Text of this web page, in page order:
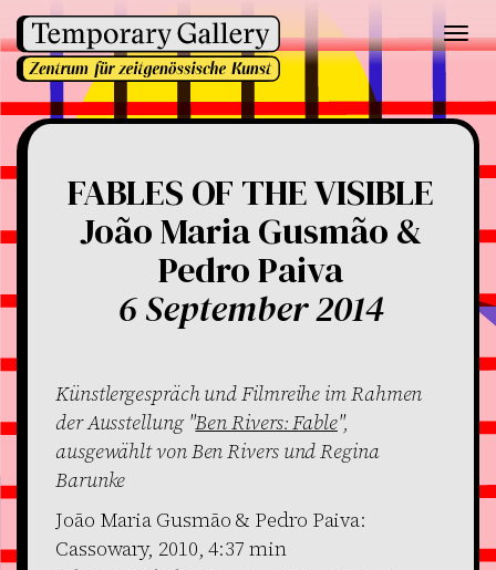
FABLES OF THE VISIBLE
João Maria Gusmão &
Pedro Paiva
6 September 2014
Künstlergespräch und Filmreihe im Rahmen
der Ausstellung "Ben Rivers: Fable",
ausgewählt von Ben Rivers und Regina
Barunke
João Maria Gusmão & Pedro Paiva:
Cassowary, 2010, 4:37 min